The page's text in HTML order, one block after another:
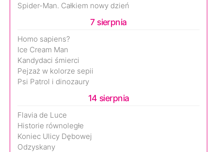
Spider-Man. Całkiem nowy dzień
7 sierpnia
Homo sapiens?
Ice Cream Man
Kandydaci śmierci
Pejzaż w kolorze sepii
Psi Patrol i dinozaury
14 sierpnia
Flavia de Luce
Historie równoległe
Koniec Ulicy Dębowej
Odzyskany